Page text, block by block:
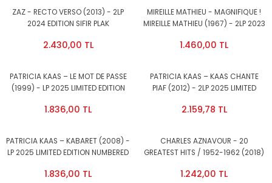
ZAZ - RECTO VERSO (2013) - 2LP
2024 EDITION SIFIR PLAK
2.430,00 TL
MIREILLE MATHIEU - MAGNIFIQUE !
MIREILLE MATHIEU (1967) - 2LP 2023
1.460,00 TL
PATRICIA KAAS – LE MOT DE PASSE
(1999) - LP 2025 LIMITED EDITION
PLAK
1.836,00 TL
PATRICIA KAAS – KAAS CHANTE
PIAF (2012) - 2LP 2025 LIMITED
GREEN VINYL SIFIR PLAK
2.159,78 TL
PATRICIA KAAS – KABARET (2008) -
LP 2025 LIMITED EDITION NUMBERED
SIFIR PLAK
1.836,00 TL
CHARLES AZNAVOUR - 20
GREATEST HITS / 1952-1962 (2018)
1.242,00 TL